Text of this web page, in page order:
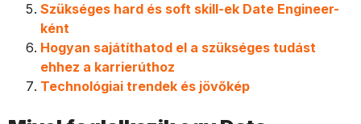
Szükséges hard és soft skill-ek Date Engineer-
ként
Hogyan sajátíthatod el a szükséges tudást
ehhez a karrierúthoz
Technológiai trendek és jövőkép